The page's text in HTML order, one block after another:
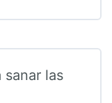
las